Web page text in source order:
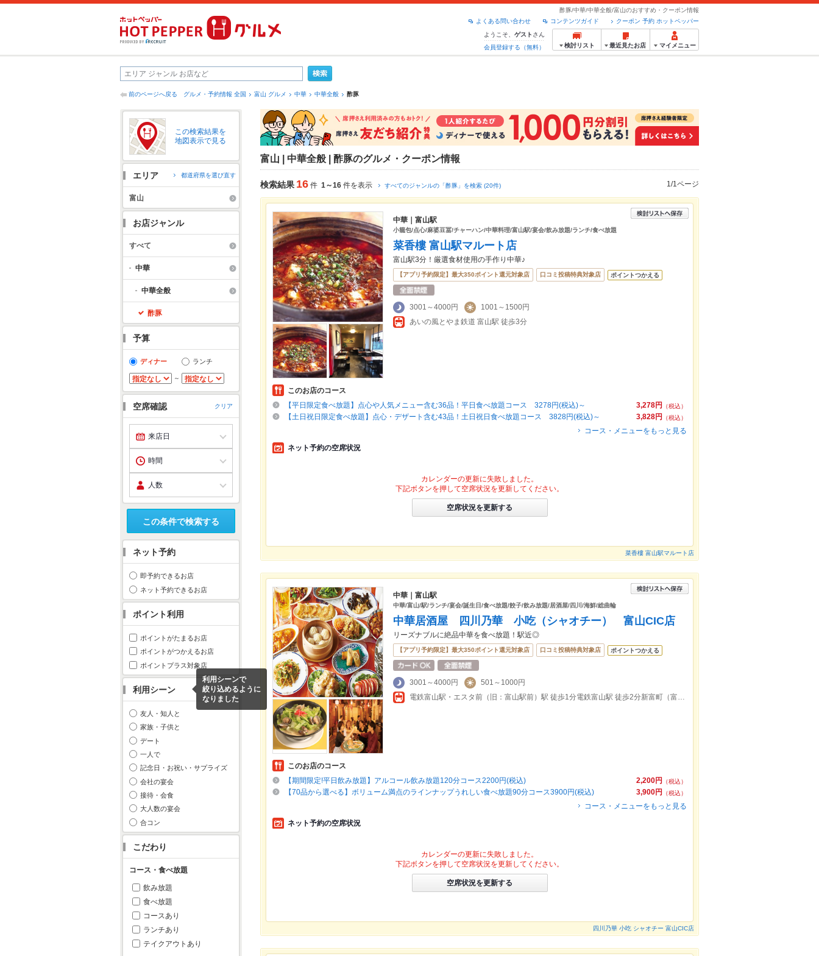
酢豚/中華/中華全般/富山のおすすめ・クーポン情報
クーポン 予約 ホットペッパー
コンテンツガイド
よくある問い合わせ
ようこそ、 ゲスト さん
会員登録する（無料）
検討リスト 最近見たお店 マイメニュー
前のページへ戻る グルメ・予約情報 全国 富山 グルメ 中華 中華全般 酢豚
この検索結果を
地図表示で見る
エリア 都道府県を選び直す
富山
お店ジャンル
すべて
中華
中華全般
酢豚
予算
ディナー ランチ
～
空席確認 クリア
この条件で検索する
ネット予約
即予約できるお店
ネット予約できるお店
ポイント利用
ポイントがたまるお店
ポイントがつかえるお店
ポイントプラス対象店
利用シーン
利用シーンで
絞り込めるように
なりました
友人・知人と
家族・子供と
デート
一人で
記念日・お祝い・サプライズ
会社の宴会
接待・会食
大人数の宴会
合コン
こだわり
コース・食べ放題
飲み放題
食べ放題
コースあり
ランチあり
テイクアウトあり
富山 | 中華全般 | 酢豚のグルメ・クーポン情報
検索結果 16 件 1～16 件を表示 すべてのジャンルの「酢豚」を検索 (20件) 1/1ページ
中華｜富山駅
小籠包/点心/麻婆豆冨/チャーハン/中華料理/富山駅/宴会/飲み放題/ランチ/食べ放題
菜香樓 富山駅マルート店
富山駅3分！厳選食材使用の手作り中華♪
【アプリ予約限定】最大350ポイント還元対象店 口コミ投稿特典対象店 ポイントつかえる
3001～4000円
1001～1500円
あいの風とやま鉄道 富山駅 徒歩3分
このお店のコース
3,278円
（税込）
【平日限定食べ放題】点心や人気メニュー含む36品！平日食べ放題コース 3278円(税込)～
3,828円
（税込）
【土日祝日限定食べ放題】点心・デザート含む43品！土日祝日食べ放題コース 3828円(税込)～
コース・メニューをもっと見る
ネット予約の空席状況
カレンダーの更新に失敗しました。
下記ボタンを押して空席状況を更新してください。
空席状況を更新する
菜香樓 富山駅マルート店
中華｜富山駅
中華/富山/駅/ランチ/宴会/誕生日/食べ放題/餃子/飲み放題/居酒屋/四川/海鮮/総曲輪
中華居酒屋 四川乃華 小吃（シャオチー） 富山CIC店
リーズナブルに絶品中華を食べ放題！駅近◎
【アプリ予約限定】最大350ポイント還元対象店 口コミ投稿特典対象店 ポイントつかえる
3001～4000円
501～1000円
電鉄富山駅・エスタ前（旧：富山駅前）駅 徒歩1分電鉄富山駅 徒歩2分新富町（富山）駅 徒歩2分
このお店のコース
2,200円
（税込）
【期間限定!平日飲み放題】アルコール飲み放題120分コース2200円(税込)
3,900円
（税込）
【70品から選べる】ボリューム満点のラインナップうれしい食べ放題90分コース3900円(税込)
コース・メニューをもっと見る
ネット予約の空席状況
カレンダーの更新に失敗しました。
下記ボタンを押して空席状況を更新してください。
空席状況を更新する
四川乃華 小吃 シャオチー 富山CIC店